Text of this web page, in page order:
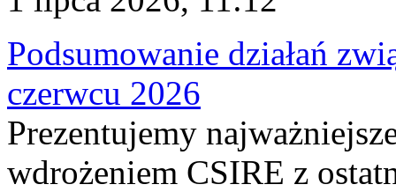
Podsumowanie działań
czerwcu 2026
Prezentujemy
wdrożeniem CSIRE z